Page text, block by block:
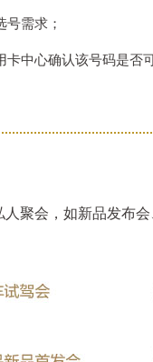
需求；
中心确认该号码是否可
聚会，如新品发布会